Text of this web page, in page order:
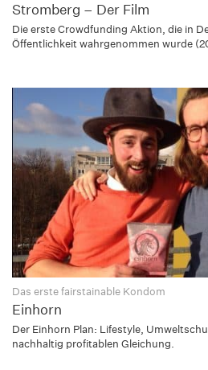
Stromberg – Der Film
Die erste Crowdfunding Aktion, die in
Öffentlichkeit wahrgenommen wurde
Das erste fairstainable Kondom
Einhorn
Der Einhorn Plan: Lifestyle,
nachhaltig profitablen Gleichung.